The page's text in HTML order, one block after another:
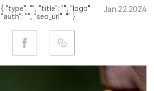
"type": "", "title": "", "logo":
"", "seo_url": "" }
Jan.22.2024